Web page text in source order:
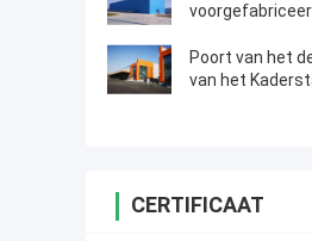
Poort van het
van het
CERTIFICAAT